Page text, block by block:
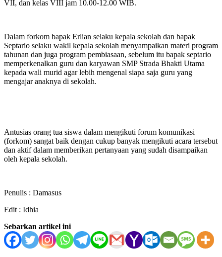
VII, dan kelas VIII jam 10.00-12.00 WIB.
Dalam forkom bapak Erlian selaku kepala sekolah dan bapak
Septario selaku wakil kepala sekolah menyampaikan materi program
tahunan dan juga program pembiasaan, sebelum itu bapak septario
memperkenalkan guru dan karyawan SMP Strada Bhakti Utama
kepada wali murid agar lebih mengenal siapa saja guru yang
mengajar anaknya di sekolah.
Antusias orang tua siswa dalam mengikuti forum komunikasi
(forkom) sangat baik dengan cukup banyak mengikuti acara tersebut
dan aktif dalam memberikan pertanyaan yang sudah disampaikan
oleh kepala sekolah.
Penulis : Damasus
Edit : Idhia
Sebarkan artikel ini